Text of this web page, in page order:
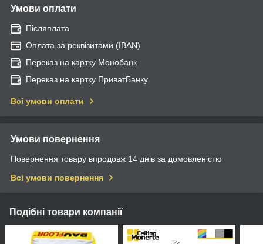
Умови оплати
Післяплата
Оплата за реквізитами (IBAN)
Переказ на картку Монобанк
Переказ на картку ПриватБанку
Всі умови оплати
Умови повернення
Повернення товару впродовж 14 днів за домовленістю
Всі умови повернення
Подібні товари компанії